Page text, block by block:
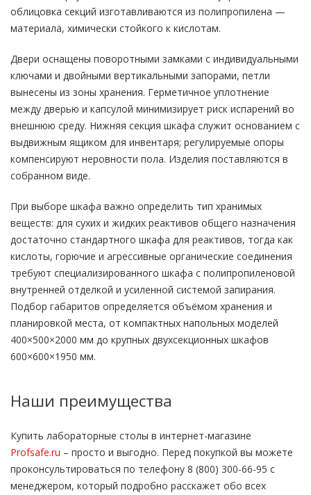
облицовка секций изготавливаются из полипропилена —
материала, химически стойкого к кислотам.
Двери оснащены поворотными замками с индивидуальными
ключами и двойными вертикальными запорами, петли
вынесены из зоны хранения. Герметичное уплотнение
между дверью и капсулой минимизирует риск испарений во
внешнюю среду. Нижняя секция шкафа служит основанием с
выдвижным ящиком для инвентаря; регулируемые опоры
компенсируют неровности пола. Изделия поставляются в
собранном виде.
При выборе шкафа важно определить тип хранимых
веществ: для сухих и жидких реактивов общего назначения
достаточно стандартного шкафа для реактивов, тогда как
кислоты, горючие и агрессивные органические соединения
требуют специализированного шкафа с полипропиленовой
внутренней отделкой и усиленной системой запирания.
Подбор габаритов определяется объёмом хранения и
планировкой места, от компактных напольных моделей
400×500×2000 мм до крупных двухсекционных шкафов
600×600×1950 мм.
Наши преимущества
Купить лабораторные столы в интернет-магазине
Profsafe.ru – просто и выгодно. Перед покупкой вы можете
проконсультироваться по телефону 8 (800) 300-66-95 с
менеджером, который подробно расскажет обо всех